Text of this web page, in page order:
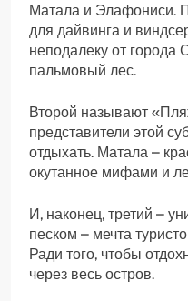
Матала и Элафониси.
для дайвинга и
неподалеку от города
пальмовый лес.
Второй называют
представители этой
отдыхать. Матала –
окутанное мифами и
И, наконец, третий –
песком – мечта
Ради того, чтобы
через весь остров.